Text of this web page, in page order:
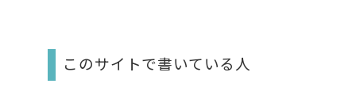
このサイトで書いている人